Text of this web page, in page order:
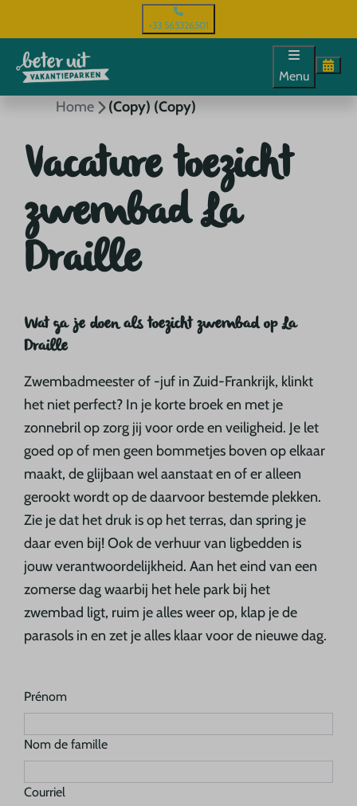
+33 565326501
Menu
Home (Copy) (Copy)
Vacature toezicht
zwembad La
Draille
Wat ga je doen als toezicht zwembad op La
Draille
Zwembadmeester of -juf in Zuid-Frankrijk, klinkt
het niet perfect? In je korte broek en met je
zonnebril op zorg jij voor orde en veiligheid. Je let
goed op of men geen bommetjes boven op elkaar
maakt, de glijbaan wel aanstaat en of er alleen
gerookt wordt op de daarvoor bestemde plekken.
Zie je dat het druk is op het terras, dan spring je
daar even bij! Ook de verhuur van ligbedden is
jouw verantwoordelijkheid. Aan het eind van een
zomerse dag waarbij het hele park bij het
zwembad ligt, ruim je alles weer op, klap je de
parasols in en zet je alles klaar voor de nieuwe dag.
Prénom
Nom de famille
Courriel